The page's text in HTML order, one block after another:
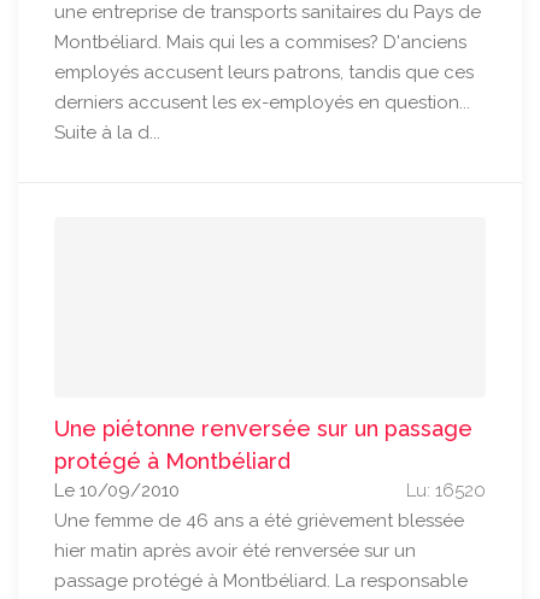
une entreprise de transports sanitaires du Pays de
Montbéliard. Mais qui les a commises? D'anciens
employés accusent leurs patrons, tandis que ces
derniers accusent les ex-employés en question...
Suite à la d...
Une piétonne renversée sur un passage
protégé à Montbéliard
Lu: 16520
Le 10/09/2010
Une femme de 46 ans a été grièvement blessée
hier matin après avoir été renversée sur un
passage protégé à Montbéliard. La responsable